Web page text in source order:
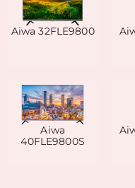
Aiwa 32FLE9800
Aiwa
40FLE9800S